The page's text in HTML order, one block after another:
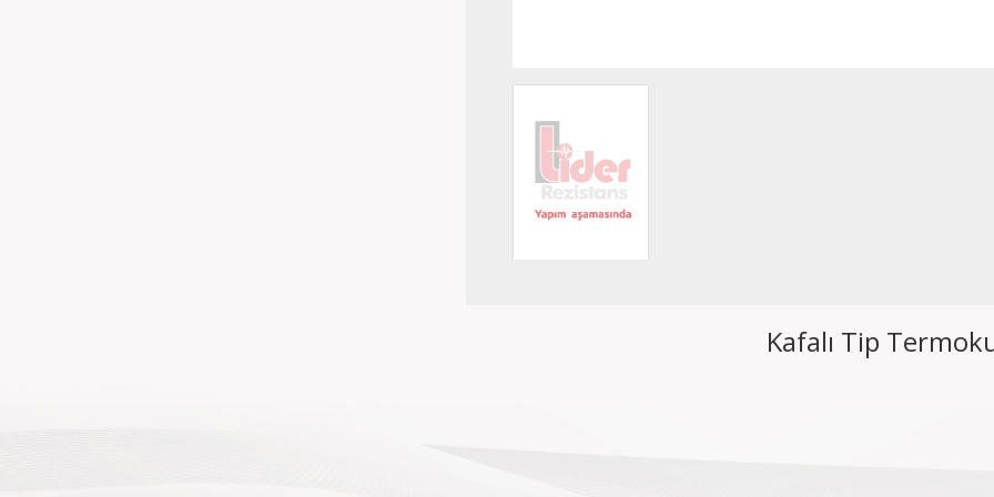
Kafalı Tip